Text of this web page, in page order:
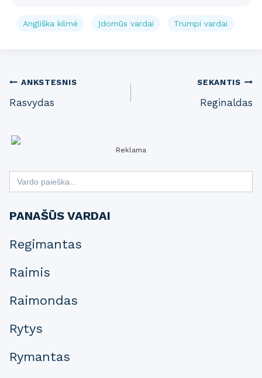
Angliška kilmė Įdomūs vardai Trumpi vardai
Post
navigation
ANKSTESNIS
Rasvydas
SEKANTIS
Reginaldas
Reklama
Search
for:
PANAŠŪS VARDAI
Regimantas
Raimis
Raimondas
Rytys
Rymantas